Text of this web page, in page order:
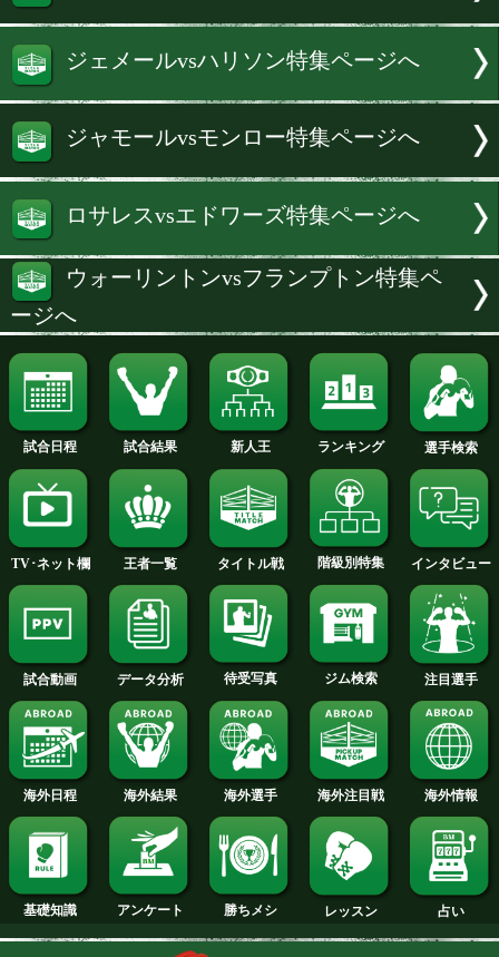
連盟)フェザー級タイトルマッチ。王者
ュ・ウォーリントンに、WBO(世界ボク
機構)フェザー級暫定王者カール・フラ
が挑む英国人対決に注目する。
続きを読む
試合速報・勝ち予想結果へ
ジェメールvsハリソン特集ページ
ジャモールvsモンロー特集ページ
ロサレスvsエドワーズ特集ページ
ウォーリントンvsフランプトン特
ージへ
試合日程 試合結果 新人王 ランキング